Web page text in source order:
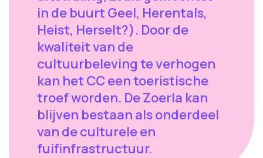
in de buurt Geel, Herentals,
Heist, Herselt?). Door de
kwaliteit van de
cultuurbeleving te verhogen
kan het CC een toeristische
troef worden. De Zoerla kan
blijven bestaan als onderdeel
van de culturele en
fuifinfrastructuur.